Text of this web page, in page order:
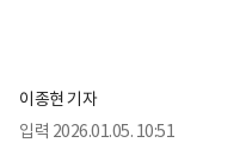
이종현 기자
입력 2026.01.05. 10:51